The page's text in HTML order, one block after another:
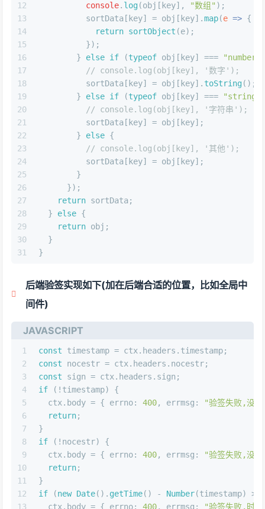
12
13
14
15
16
17
18
19
20
21
22
23
24
25
26
27
28
29
30
31
console. log(obj[key], "数组" );
          sortData[key] = obj[key].
map(e => {
return sortObject (e);
          });
        }
else if (typeof obj[key] === "number"
// console.log(obj[key], '数字');
          sortData[key] = obj[key].
toString();
        }
else if (typeof obj[key] === "string"
// console.log(obj[key], '字符串');
          sortData[key] = obj[key];
        }
else {
// console.log(obj[key], '其他');
          sortData[key] = obj[key];
        }
      });
return sortData;
  }
else {
return obj;
  }
}
后端验签实现如下(加在后端合适的位置，比如全局中
间件)
JAVASCRIPT
1
2
3
4
5
6
7
8
9
10
11
12
13
const timestamp = ctx. headers . timestamp;
const nocestr = ctx. headers . nocestr;
const sign = ctx. headers . sign ;
if (!timestamp) {
  ctx.
body = { errno: 400, errmsg :
"验签失败,没
return;
}
if (!nocestr) {
  ctx.
body = { errno: 400, errmsg :
"验签失败,没
return;
}
if (new Date(). getTime() - Number(timestamp) >
  ctx.
body = { errno: 400, errmsg : "验签失败,时